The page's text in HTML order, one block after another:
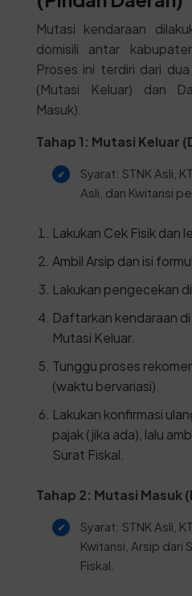
Mutasi kendaraan
domisili antar
Proses ini terdiri dari
(Mutasi Keluar) dan
Masuk).
Tahap 1: Mutasi Keluar
Syarat: STNK Asli,
Asli, dan Kwitansi
Lakukan Cek Fisik dan
Ambil Arsip dan isi
Lakukan pengecekan
Daftarkan kendaraan
Mutasi Keluar.
Tunggu proses
(waktu bervariasi).
Lakukan konfirmasi
pajak (jika ada), lalu
Surat Fiskal.
Tahap 2: Mutasi Masuk
Syarat: STNK Asli,
Kwitansi, Arsip dari
Fiskal.